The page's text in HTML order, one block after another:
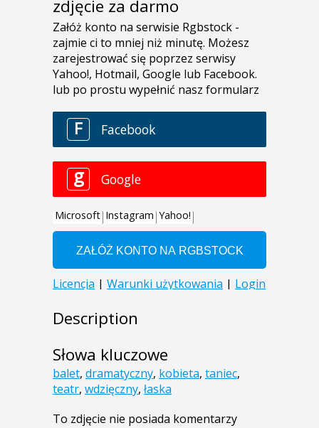
zdjęcie za darmo
Description
Słowa kluczowe
balet, dramatyczny, kobieta, taniec,
teatr, wdzięczny, łaska
To zdjęcie nie posiada komentarzy